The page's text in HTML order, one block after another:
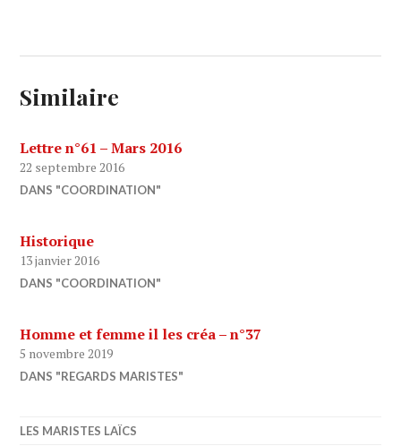
Similaire
Lettre n°61 – Mars 2016
22 septembre 2016
DANS "COORDINATION"
Historique
13 janvier 2016
DANS "COORDINATION"
Homme et femme il les créa – n°37
5 novembre 2019
DANS "REGARDS MARISTES"
LES MARISTES LAÏCS